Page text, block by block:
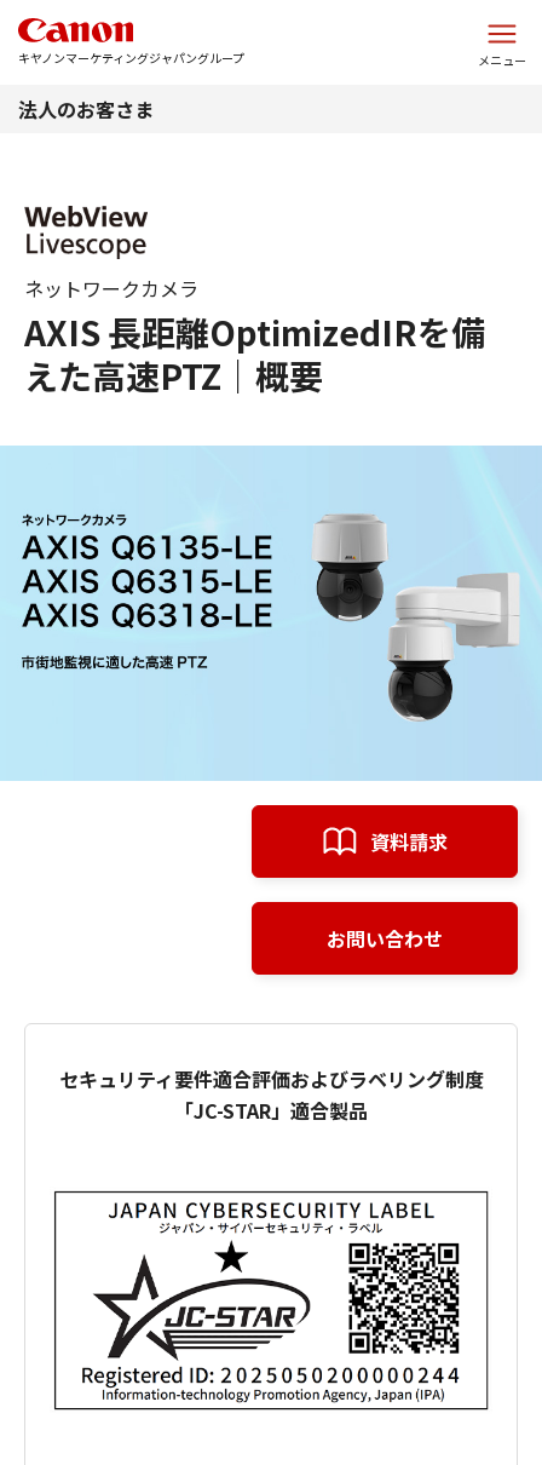
キヤノンマーケティングジャパングループ メニュー
法人のお客さま
AXIS 長距離OptimizedIRを備
えた高速PTZ｜概要
ネットワークカメラ
資料請求
お問い合わせ
セキュリティ要件適合評価およびラベリング制度
「JC-STAR」適合製品